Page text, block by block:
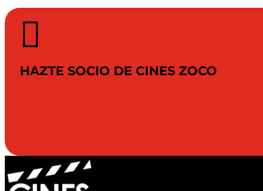

HAZTE SOCIO DE CINES ZOCO